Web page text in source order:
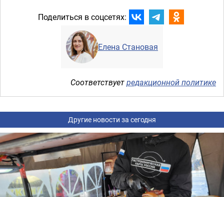
Поделиться в соцсетях:
Елена Становая
Соответствуетредакционной политике
Другие новости за сегодня